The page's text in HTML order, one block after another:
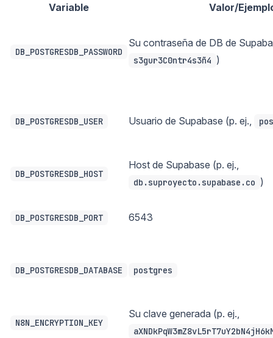
Variable Valor/
DB_POSTGRESDB_PASSWORD
Su contraseña de DB de
s3gur3C0ntr4s3ñ4 )
DB_POSTGRESDB_USER Usuario de Supabase (p. ej.,
DB_POSTGRESDB_HOST
Host de Supabase (p. ej.,
db.suproyecto.supabase.co )
DB_POSTGRESDB_PORT 6543
DB_POSTGRESDB_DATABASE postgres
N8N_ENCRYPTION_KEY
Su clave generada (p. ej.,